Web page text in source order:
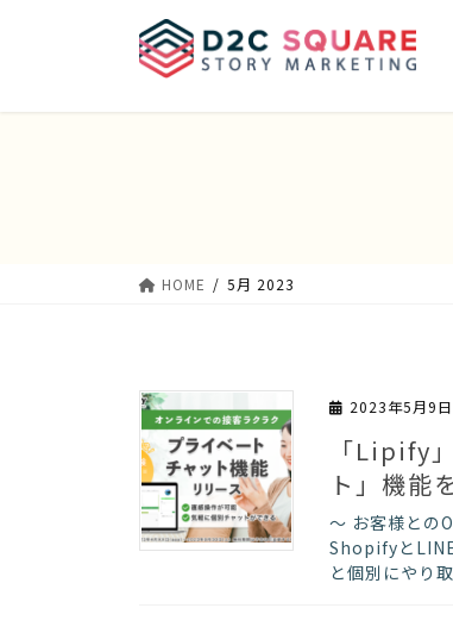
HOME 5月 2023
2023年5月9日
「Lipify
ト」機能
〜 お客様との
Shopifyと
と個別にやり